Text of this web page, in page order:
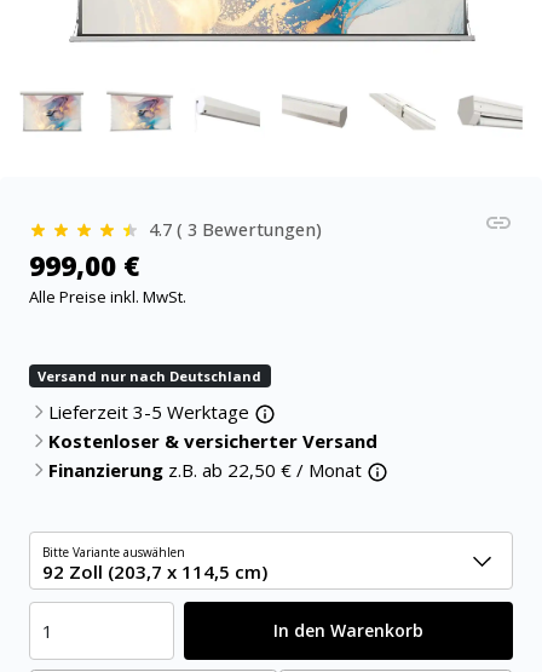
4.7 ( 3 Bewertungen)
999,00 €
Alle Preise inkl. MwSt.
Versand nur nach Deutschland
Lieferzeit 3-5 Werktage
Kostenloser & versicherter Versand
Finanzierung z.B. ab 22,50 € / Monat
Bitte Variante auswählen
92 Zoll (203,7 x 114,5 cm)
In den Warenkorb